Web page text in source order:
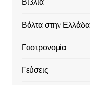
Βιβλία
Βόλτα στην Ελλάδα
Γαστρονομία
Γεύσεις